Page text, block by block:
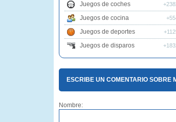
Juegos de coches
Juegos de cocina
Juegos de deportes
Juegos de disparos
ESCRIBE UN COMENTARIO SOBRE
Nombre: